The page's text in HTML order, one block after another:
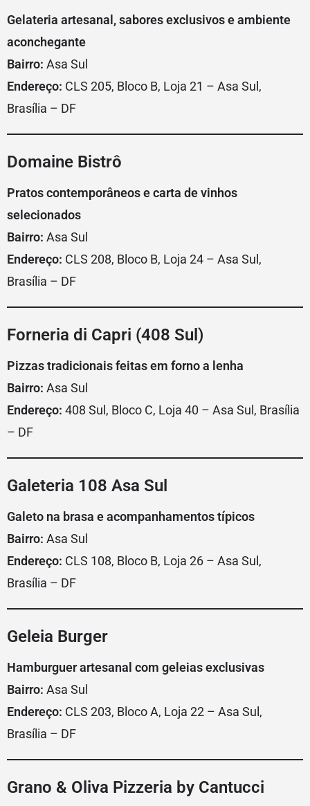
Gelateria artesanal, sabores exclusivos e ambiente
aconchegante
Bairro: Asa Sul
Endereço: CLS 205, Bloco B, Loja 21 – Asa Sul,
Brasília – DF
Domaine Bistrô
Pratos contemporâneos e carta de vinhos
selecionados
Bairro: Asa Sul
Endereço: CLS 208, Bloco B, Loja 24 – Asa Sul,
Brasília – DF
Forneria di Capri (408 Sul)
Pizzas tradicionais feitas em forno a lenha
Bairro: Asa Sul
Endereço: 408 Sul, Bloco C, Loja 40 – Asa Sul, Brasília
– DF
Galeteria 108 Asa Sul
Galeto na brasa e acompanhamentos típicos
Bairro: Asa Sul
Endereço: CLS 108, Bloco B, Loja 26 – Asa Sul,
Brasília – DF
Geleia Burger
Hamburguer artesanal com geleias exclusivas
Bairro: Asa Sul
Endereço: CLS 203, Bloco A, Loja 22 – Asa Sul,
Brasília – DF
Grano & Oliva Pizzeria by Cantucci